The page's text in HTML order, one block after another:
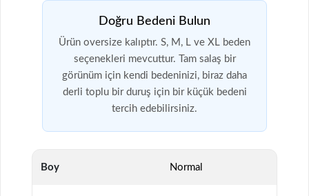
Doğru Bedeni Bulun
Ürün oversize kalıptır. S, M, L ve XL beden
seçenekleri mevcuttur. Tam salaş bir
görünüm için kendi bedeninizi, biraz daha
derli toplu bir duruş için bir küçük bedeni
tercih edebilirsiniz.
Boy Normal